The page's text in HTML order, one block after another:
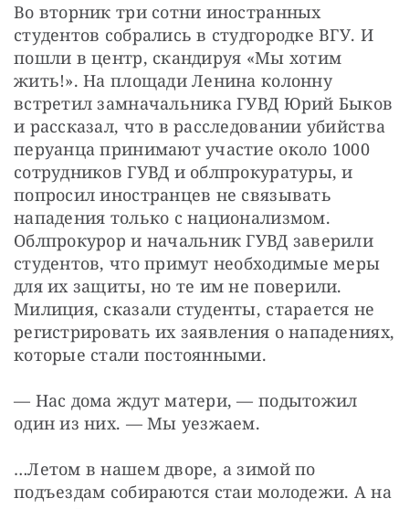
Во вторник три сотни иностранных
студентов собрались в студгородке ВГУ. И
пошли в центр, скандируя «Мы хотим
жить!». На площади Ленина колонну
встретил замначальника ГУВД Юрий Быков
и рассказал, что в расследовании убийства
перуанца принимают участие около 1000
сотрудников ГУВД и облпрокуратуры, и
попросил иностранцев не связывать
нападения только с национализмом.
Облпрокурор и начальник ГУВД заверили
студентов, что примут необходимые меры
для их защиты, но те им не поверили.
Милиция, сказали студенты, старается не
регистрировать их заявления о нападениях,
которые стали постоянными.
— Нас дома ждут матери, — подытожил
один из них. — Мы уезжаем.
…Летом в нашем дворе, а зимой по
подъездам собираются стаи молодежи. А на